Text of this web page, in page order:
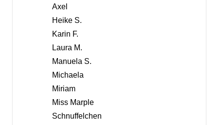
Axel
Heike S.
Karin F.
Laura M.
Manuela S.
Michaela
Miriam
Miss Marple
Schnuffelchen